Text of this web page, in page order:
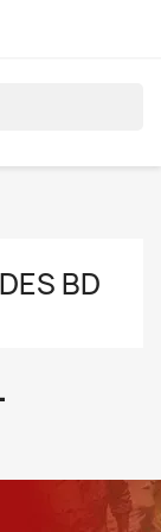
BD